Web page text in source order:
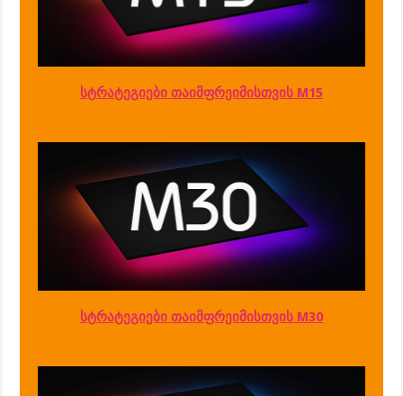
სტრატეგიები თაიმფრეიმისთვის M15
სტრატეგიები თაიმფრეიმისთვის M30